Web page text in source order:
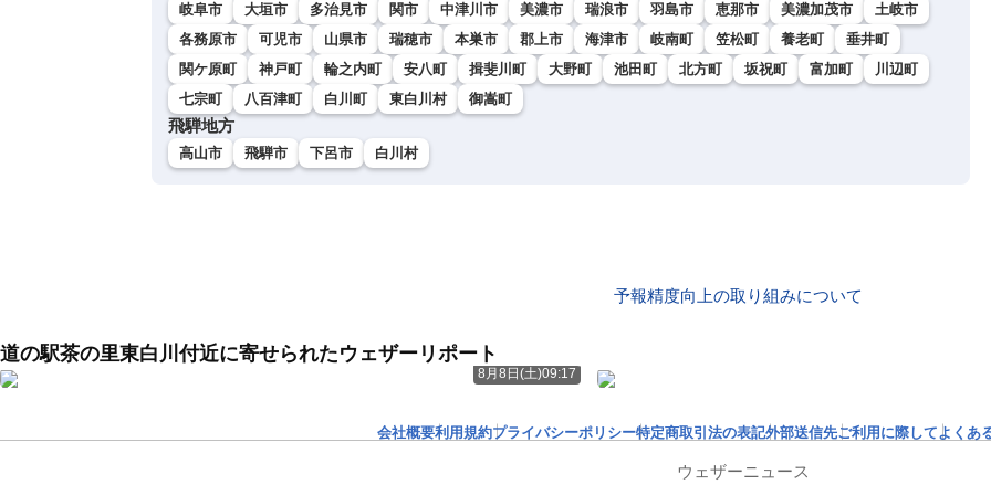
岐阜市 大垣市 多治見市 関市 中津川市 美濃市 瑞浪市 羽島市 恵那市 美濃加茂市
土岐市
各務原市
可児市 山県市 瑞穂市 本巣市 郡上市 海津市 岐南町 笠松町 養老町
垂井町
関ケ原町
神戸町 輪之内町 安八町 揖斐川町 大野町 池田町 北方町 坂祝町 富加町
川辺町
七宗町
八百津町 白川町 東白川村 御嵩町
飛騨地方
高山市 飛騨市 下呂市 白川村
予報精度向上の取り組みについて
道の駅茶の里東白川付近に寄せられたウェザーリポート
8月8日(土)09:17
会社概要利用規約プライバシーポリシー特定商取引法の表記外部送信先ご利用に際してよくあ
ウェザーニュース